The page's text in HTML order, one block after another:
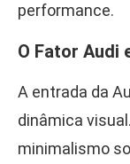
performance.
O Fator Audi
A entrada da
dinâmica
minimalismo